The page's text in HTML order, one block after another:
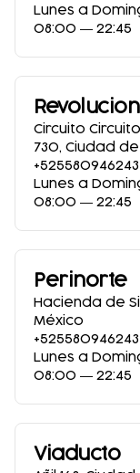
Lunes a
08:00 ― 22:45
Circuito
730, Ciudad
+525580946243
Lunes a
08:00 ― 22:45
Perinorte
Hacienda de
México
+525580946243
Lunes a
08:00 ― 22:45
Viaducto